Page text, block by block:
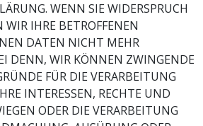
WENN SIE WIDERSPRUCH
WIR IHRE BETROFFENEN
DATEN NICHT MEHR
DENN, WIR KÖNNEN ZWINGENDE
FÜR DIE VERARBEITUNG
INTERESSEN, RECHTE UND
ODER DIE VERARBEITUNG